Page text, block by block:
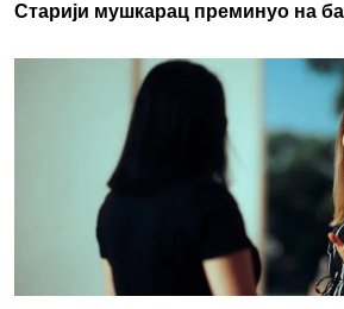
Старији мушкарац преминуо на